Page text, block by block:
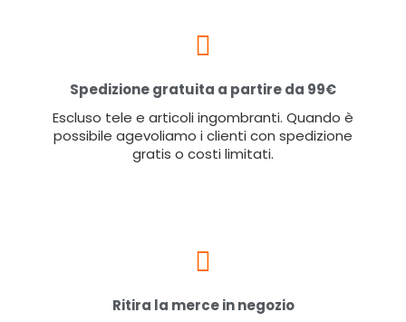
Spedizione gratuita a partire da 99€
Escluso tele e articoli ingombranti. Quando è
possibile agevoliamo i clienti con spedizione
gratis o costi limitati.
Ritira la merce in negozio